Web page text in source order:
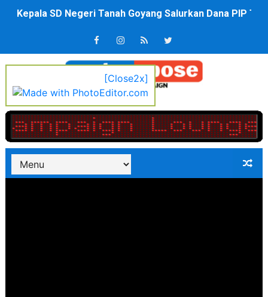
Dugaan Korupsi Dermaga Oelabuhan SulaimanBerau
Lion Grup Buka Rute KNO- Madina, Pesawat 60 Sit
Tahun 50-An Bekasi Pernah di Pimpin Dua Bupati
Si-Data Jadi Inovasi Baru Pemkab Bekasi Tekan Angka
Ekspor Tersangka Dugaan Korupsi ADD Desa
Kadis Kominfo OKU Timur Terima Penghargaan PPID
KNPI Buru Gelar Rapimpurda ke IV, Pemantapan
[Close2x]